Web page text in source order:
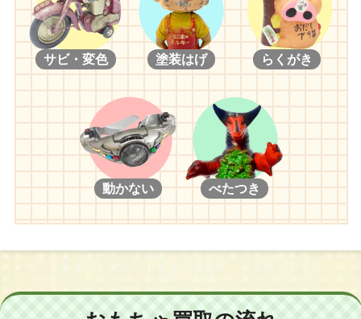
サビ・変色 塗装はげ らくがき
動かない べたつき